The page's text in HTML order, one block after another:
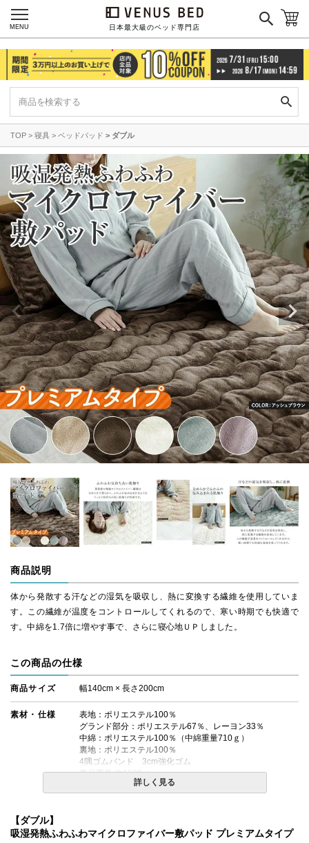
日本最大級のベッド専門店
MENU
TOP 寝具 ベッドパッド ダブル
商品説明
体から発散する汗などの湿気を吸収し、熱に変換する繊維を使用していま
す。この繊維が温度をコントロールしてくれるので、寒い時期でも快適で
す。中綿を1.7倍に増やす事で、さらに寝心地ＵＰしました。
この商品の仕様
商品サイズ 幅140cm × 長さ200cm
素材・仕様
表地：ポリエステル100％
グランド部分：ポリエステル67％、レーヨン33％
中綿：ポリエステル100％（中綿重量710ｇ）
裏地：ポリエステル100％
4隅ゴムバンド 3cm強化ゴム
商品重量 約1690ｇ
備考
※北海道・沖縄・離島等一部地域へのお届けは別途送料が
詳しく見る
【ダブル】
吸湿発熱ふわふわマイクロファイバー敷パッド プレミアムタイプ